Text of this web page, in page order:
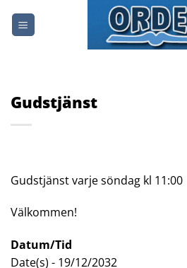
Gudstjänst
Gudstjänst varje söndag kl 11:00
Välkommen!
Datum/Tid
Date(s) - 19/12/2032